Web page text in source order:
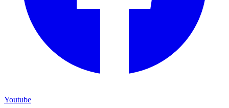
Youtube